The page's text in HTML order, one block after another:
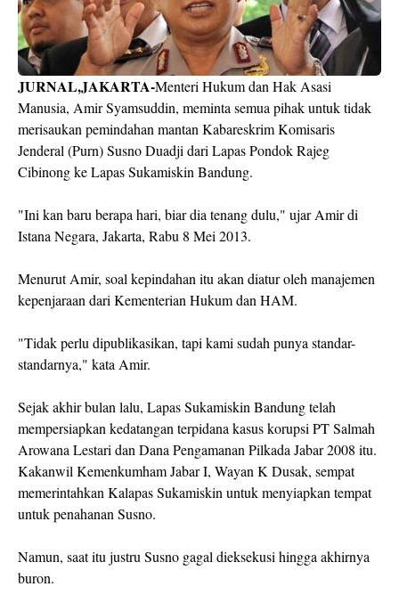
JURNAL,JAKARTA-Menteri Hukum dan Hak Asasi
Manusia, Amir Syamsuddin, meminta semua pihak untuk tidak
merisaukan pemindahan mantan Kabareskrim Komisaris
Jenderal (Purn) Susno Duadji dari Lapas Pondok Rajeg
Cibinong ke Lapas Sukamiskin Bandung.
"Ini kan baru berapa hari, biar dia tenang dulu," ujar Amir di
Istana Negara, Jakarta, Rabu 8 Mei 2013.
Menurut Amir, soal kepindahan itu akan diatur oleh manajemen
kepenjaraan dari Kementerian Hukum dan HAM.
"Tidak perlu dipublikasikan, tapi kami sudah punya standar-
standarnya," kata Amir.
Sejak akhir bulan lalu, Lapas Sukamiskin Bandung telah
mempersiapkan kedatangan terpidana kasus korupsi PT Salmah
Arowana Lestari dan Dana Pengamanan Pilkada Jabar 2008 itu.
Kakanwil Kemenkumham Jabar I, Wayan K Dusak, sempat
memerintahkan Kalapas Sukamiskin untuk menyiapkan tempat
untuk penahanan Susno.
Namun, saat itu justru Susno gagal dieksekusi hingga akhirnya
buron.